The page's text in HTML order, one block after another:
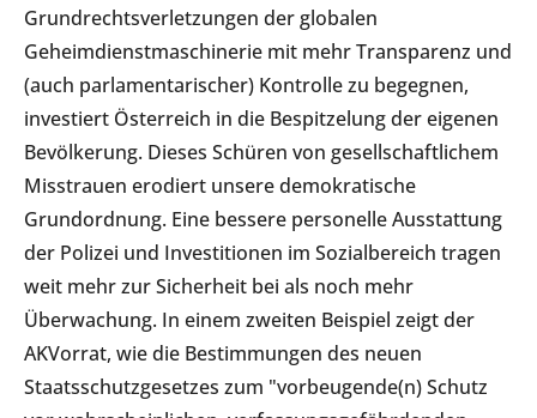
Grundrechtsverletzungen der globalen
Geheimdienstmaschinerie mit mehr Transparenz und
(auch parlamentarischer) Kontrolle zu begegnen,
investiert Österreich in die Bespitzelung der eigenen
Bevölkerung. Dieses Schüren von gesellschaftlichem
Misstrauen erodiert unsere demokratische
Grundordnung. Eine bessere personelle Ausstattung
der Polizei und Investitionen im Sozialbereich tragen
weit mehr zur Sicherheit bei als noch mehr
Überwachung. In einem zweiten Beispiel zeigt der
AKVorrat, wie die Bestimmungen des neuen
Staatsschutzgesetzes zum "vorbeugende(n) Schutz